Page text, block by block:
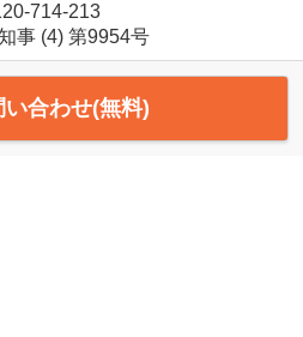
714-213
事 (4) 第9954号
い合わせ(無料)